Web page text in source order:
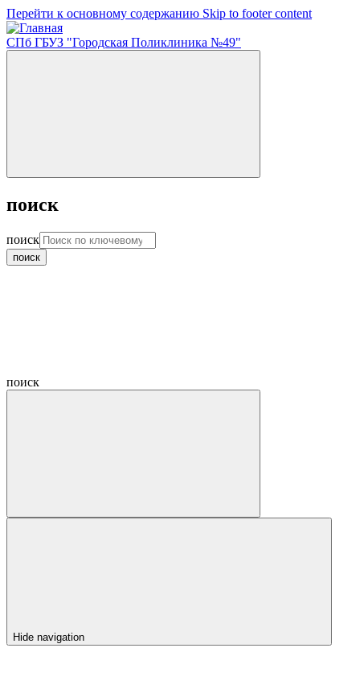
Перейти к основному содержанию Skip to footer content
СПб ГБУЗ "Городская Поликлиника №49"
поиск
поиск
поиск
Hide navigation